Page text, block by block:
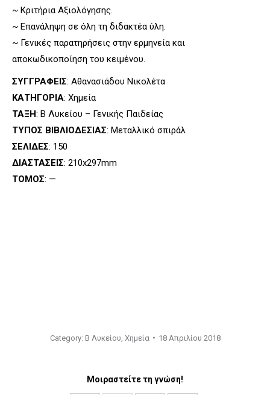
~ Κριτήρια Αξιολόγησης.
~ Επανάληψη σε όλη τη διδακτέα ύλη.
~ Γενικές παρατηρήσεις στην ερμηνεία και
αποκωδικοποίηση του κειμένου.
ΣΥΓΓΡΑΦΕΙΣ: Αθανασιάδου Νικολέτα
ΚΑΤΗΓΟΡΙΑ: Χημεία
ΤΑΞΗ: Β Λυκείου – Γενικής Παιδείας
ΤΥΠΟΣ ΒΙΒΛΙΟΔΕΣΙΑΣ: Μεταλλικό σπιράλ
ΣΕΛΙΔΕΣ: 150
ΔΙΑΣΤΑΣΕΙΣ: 210x297mm
ΤΟΜΟΣ: —
Category: Β Λυκείου Χημεία 18 Απριλίου 2018
Μοιραστείτε τη γνώση!